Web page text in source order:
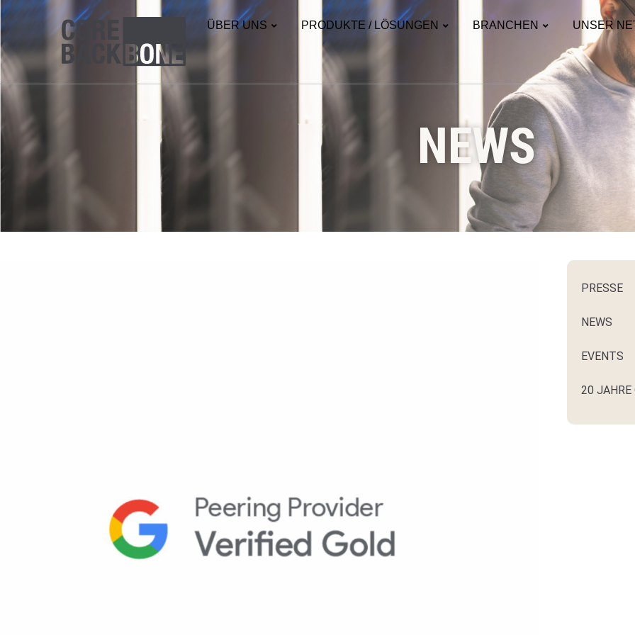
ÜBER UNS PRODUKTE / LÖSUNGEN BRANCHEN UNSER
NEWS
20 JAHRE
EVENTS
NEWS
PRESSE